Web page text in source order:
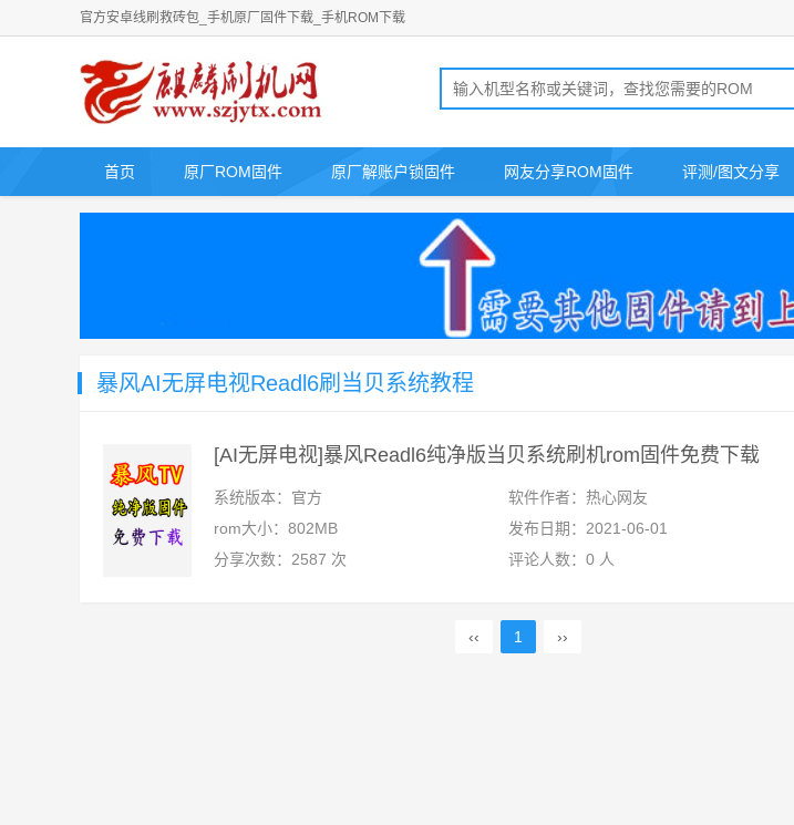
官方安卓线刷救砖包_手机原厂固件下载_手机ROM下载
首页 原厂ROM固件 原厂解账户锁固件 网友分享ROM固件 评测/图文分享
暴风AI无屏电视Readl6刷当贝系统教程
[AI无屏电视]暴风Readl6纯净版当贝系统刷机rom固件免费下载
系统版本：官方
软件作者：热心网友
rom大小：802MB
发布日期：2021-06-01
分享次数：2587 次
评论人数：0 人
‹‹ 1 ››